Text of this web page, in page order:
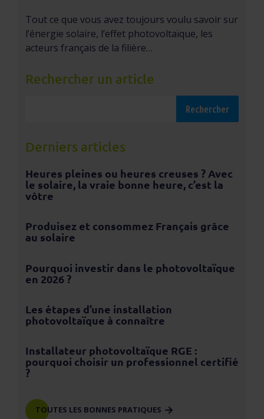
Tout ce que vous avez toujours voulu savoir sur
l’énergie solaire, l’effet photovoltaïque, les
acteurs français de la filière…
Rechercher un article
Derniers articles
Heures pleines ou heures creuses ? Avec
le solaire, la vraie bonne heure, c’est la
vôtre
Produisez et consommez Français grâce
au solaire
Pourquoi investir dans le photovoltaïque
en 2026 ?
Les étapes d’une installation
photovoltaïque à connaître
Installateur photovoltaïque RGE :
pourquoi choisir un professionnel certifié
?
TOUTES LES BONNES PRATIQUES